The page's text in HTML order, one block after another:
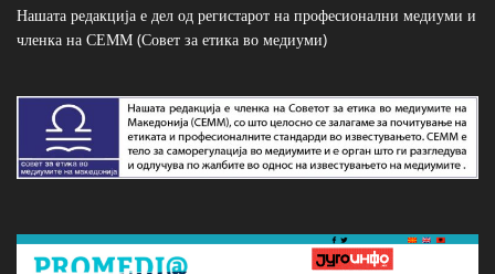
Нашата редакција е дел од регистарот на професионални медиуми и
членка на СЕММ (Совет за етика во медиуми)